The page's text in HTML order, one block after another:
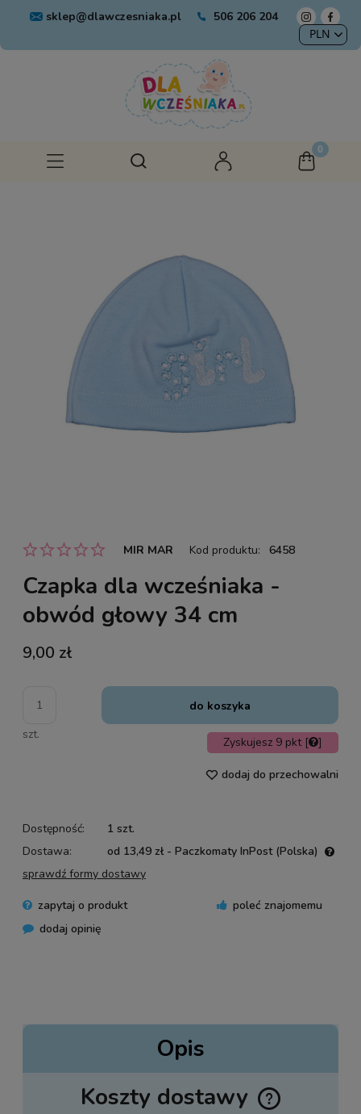
sklep@dlawczesniaka.pl 506 206 204
MIR MAR Kod produktu: 6458
Czapka dla wcześniaka -
obwód głowy 34 cm
9,00 zł
szt.
do koszyka
Zyskujesz 9 pkt [ ]
dodaj do przechowalni
Dostępność:
1 szt.
Dostawa:
od 13,49 zł - Paczkomaty InPost (Polska)
sprawdź formy dostawy
zapytaj o produkt
poleć znajomemu
dodaj opinię
Opis
Koszty dostawy
Cena nie zawiera ewentualnych kosztów płatności